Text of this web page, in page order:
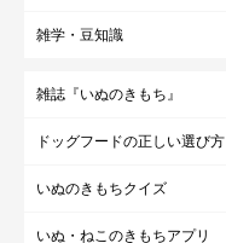
雑学・豆知識
雑誌『いぬのきもち』
ドッグフードの正しい選び方
いぬのきもちクイズ
いぬ・ねこのきもちアプリ